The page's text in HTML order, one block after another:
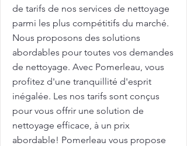
de tarifs de nos services de nettoyage
parmi les plus compétitifs du marché.
Nous proposons des solutions
abordables pour toutes vos demandes
de nettoyage. Avec Pomerleau, vous
profitez d'une tranquillité d'esprit
inégalée. Les nos tarifs sont conçus
pour vous offrir une solution de
nettoyage efficace, à un prix
abordable! Pomerleau vous propose